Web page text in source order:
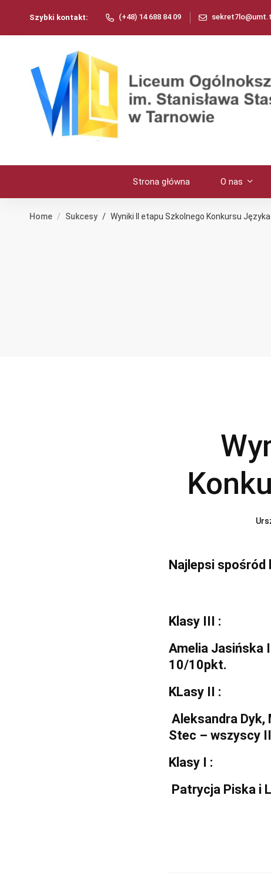
Szybki kontakt: (+48) 14 688 84 09
Strona główna O nas
Home Sukcesy Wyniki II etapu Szkolnego Konkursu
Najlepsi spośród
Klasy III :
Amelia Jasińska
10/10pkt.
KLasy II :
Aleksandra Dyk,
Stec – wszyscy
Klasy I :
Patrycja Piska i